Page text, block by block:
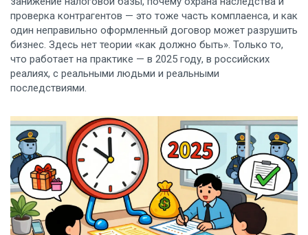
проверка контрагентов — это тоже часть комплаенса, и как
один неправильно оформленный договор может разрушить
бизнес. Здесь нет теории «как должно быть». Только то,
что работает на практике — в 2025 году, в российских
реалиях, с реальными людьми и реальными
последствиями.